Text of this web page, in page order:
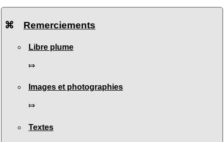
⌘ Remerciements
Libre plume
⤇
Images et photographies
⤇
Textes